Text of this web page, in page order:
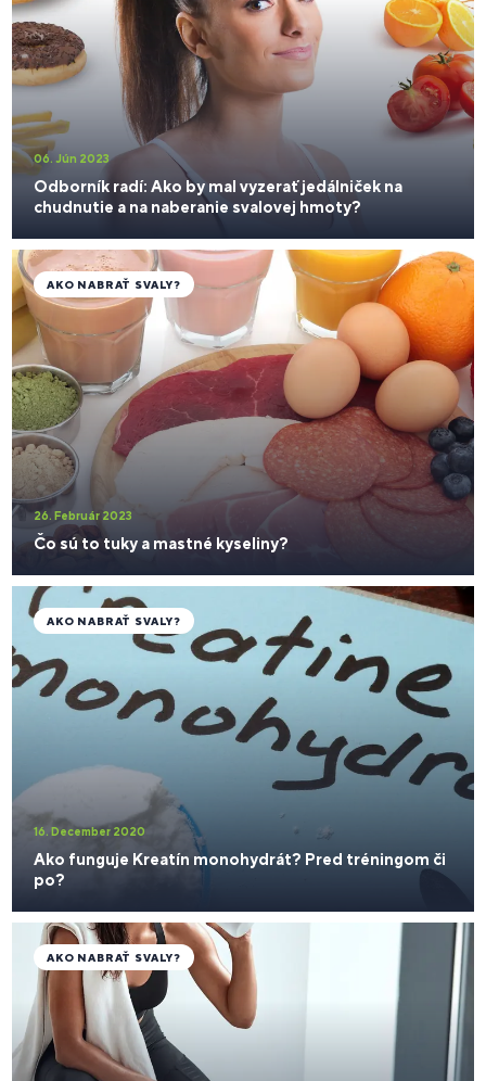
06. Jún 2023
Odborník radí: Ako by mal vyzerať jedálniček na
chudnutie a na naberanie svalovej hmoty?
26. Február 2023
Čo sú to tuky a mastné kyseliny?
AKO NABRAŤ SVALY?
16. December 2020
Ako funguje Kreatín monohydrát? Pred tréningom či
po?
AKO NABRAŤ SVALY?
AKO NABRAŤ SVALY?